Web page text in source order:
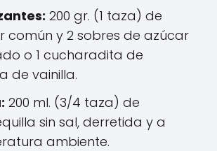
200 gr. (1 taza) de
común y 2 sobres de azúcar
o 1 cucharadita de
de vainilla.
200 ml. (3/4 taza) de
sin sal, derretida y a
ambiente.